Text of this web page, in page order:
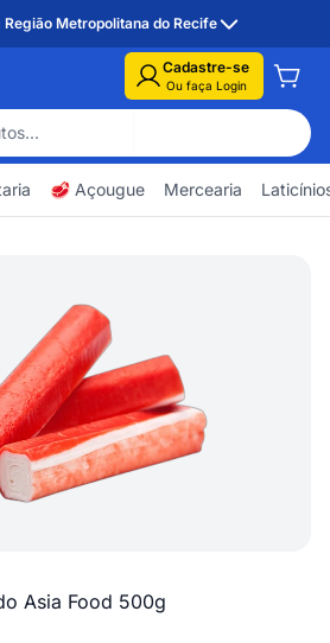
Região Metropolitana do Recife
Cadastre-se
Ou faça Login
🥩 Açougue Mercearia
Asia Food 500g